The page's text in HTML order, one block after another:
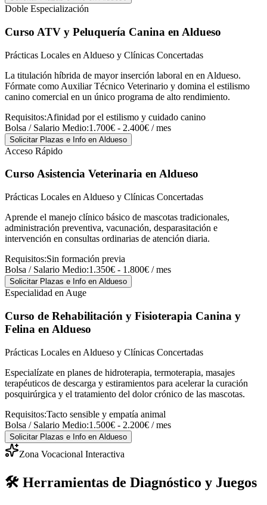
Doble Especialización
Curso ATV y Peluquería Canina en Aldueso
Prácticas Locales en Aldueso y Clínicas Concertadas
La titulación híbrida de mayor inserción laboral en en Aldueso.
Fórmate como Auxiliar Técnico Veterinario y domina el estilismo
canino comercial en un único programa de alto rendimiento.
Requisitos:Afinidad por el estilismo y cuidado canino
Bolsa / Salario Medio:1.700€ - 2.400€ / mes
Solicitar Plazas e Info en Aldueso
Acceso Rápido
Curso Asistencia Veterinaria en Aldueso
Prácticas Locales en Aldueso y Clínicas Concertadas
Aprende el manejo clínico básico de mascotas tradicionales,
administración preventiva, vacunación, desparasitación e
intervención en consultas ordinarias de atención diaria.
Requisitos:Sin formación previa
Bolsa / Salario Medio:1.350€ - 1.800€ / mes
Solicitar Plazas e Info en Aldueso
Especialidad en Auge
Curso de Rehabilitación y Fisioterapia Canina y
Felina en Aldueso
Prácticas Locales en Aldueso y Clínicas Concertadas
Especialízate en planes de hidroterapia, termoterapia, masajes
terapéuticos de descarga y estiramientos para acelerar la curación
posquirúrgica y el tratamiento del dolor crónico de las mascotas.
Requisitos:Tacto sensible y empatía animal
Bolsa / Salario Medio:1.500€ - 2.200€ / mes
Solicitar Plazas e Info en Aldueso
Zona Vocacional Interactiva
🛠️ Herramientas de Diagnóstico y Juegos